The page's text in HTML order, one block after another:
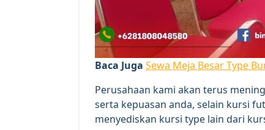
Baca Juga Sewa Meja Besar Type
Perusahaan kami akan terus
serta kepuasan anda, selain kursi
menyediskan kursi type lain dari